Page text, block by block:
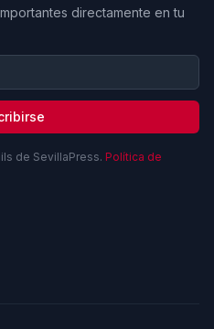
directamente en tu
de SevillaPress. Política de